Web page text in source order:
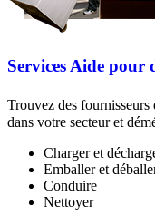
Services Aide pour
Trouvez des
dans votre secteur et
Charger et
Emballer et
Conduire
Nettoyer